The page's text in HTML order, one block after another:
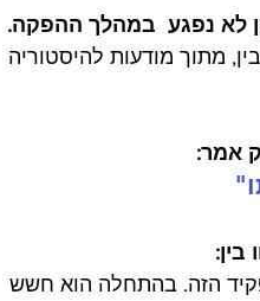
לא נפגע  במהלך ההפקה.
מתוך מודעות להיסטוריה
הזה. בהתחלה הוא חשש